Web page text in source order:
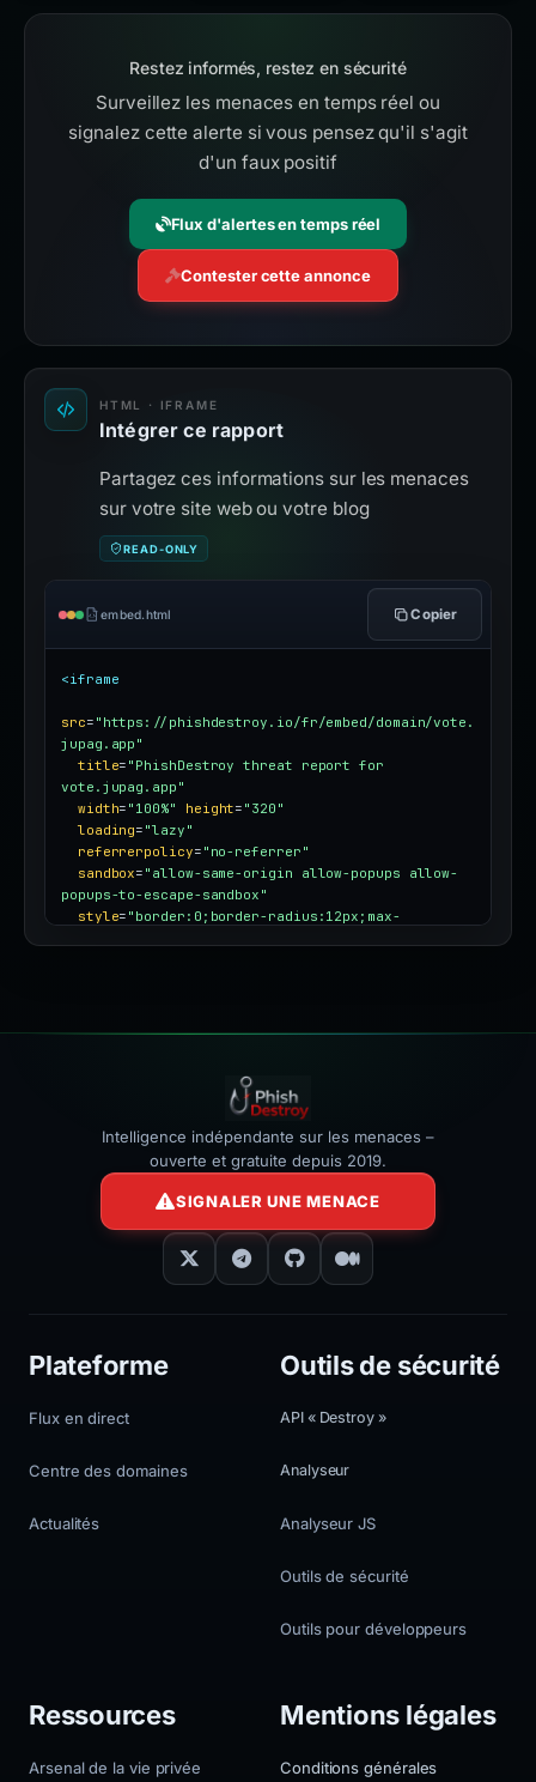
Restez informés, restez en sécurité
Surveillez les menaces en temps réel ou
signalez cette alerte si vous pensez qu'il s'agit
d'un faux positif
Flux d'alertes en temps réel
Contester cette annonce
HTML · IFRAME
Intégrer ce rapport
Partagez ces informations sur les menaces
sur votre site web ou votre blog
READ-ONLY
embed.html Copier
<iframe
src= "https://phishdestroy.io/fr/embed/domain/vote.
jupag.app"
title= "PhishDestroy threat report for
vote.jupag.app"
width= "100%" height= "320"
loading= "lazy"
referrerpolicy= "no-referrer"
sandbox= "allow-same-origin allow-popups allow-
popups-to-escape-sandbox"
style= "border:0;border-radius:12px;max-
Intelligence indépendante sur les menaces –
ouverte et gratuite depuis 2019.
SIGNALER UNE MENACE
Plateforme
Flux en direct
Centre des domaines
Actualités
Outils de sécurité
API « Destroy »
Analyseur
Analyseur JS
Outils de sécurité
Outils pour développeurs
Ressources
Arsenal de la vie privée
Mentions légales
Conditions générales